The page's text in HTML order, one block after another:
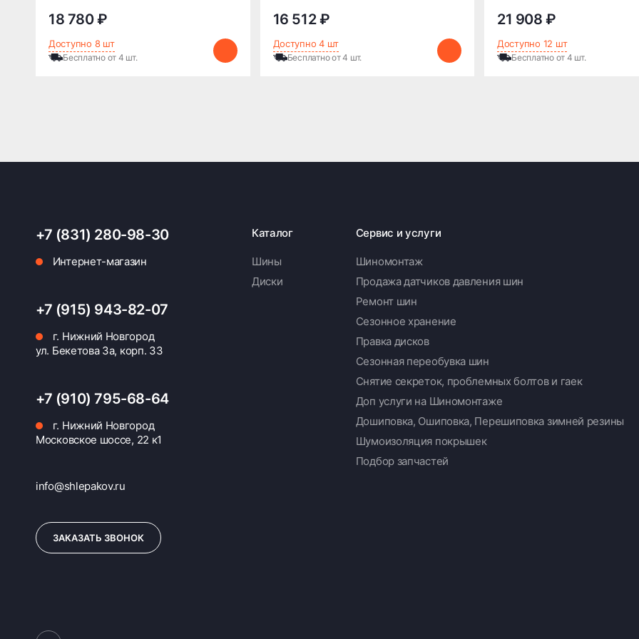
18 780 ₽
Доступно 8 шт
Бесплатно от 4 шт.
16 512 ₽
Доступно 4 шт
Бесплатно от 4 шт.
21 908 ₽
Доступно 12 шт
Бесплатно от 4 шт.
+7 (831) 280-98-30
Интернет-магазин
+7 (915) 943-82-07
г. Нижний Новгород
ул. Бекетова 3а, корп. 33
+7 (910) 795-68-64
г. Нижний Новгород
Московское шоссе, 22 к1
info@shlepakov.ru
ЗАКАЗАТЬ ЗВОНОК
Каталог
Шины
Диски
Сервис и услуги
Шиномонтаж
Продажа датчиков давления шин
Ремонт шин
Сезонное хранение
Правка дисков
Сезонная переобувка шин
Снятие секреток, проблемных болтов и гаек
Доп услуги на Шиномонтаже
Дошиповка, Ошиповка, Перешиповка зимней резины
Шумоизоляция покрышек
Подбор запчастей